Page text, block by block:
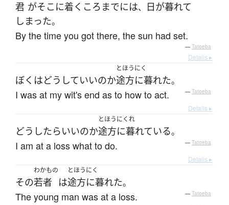
君 がそこ に着く ころ までには、 日が暮れて
しまった。
By the time you got there, the sun had set.
— Tatoeba
Details ▸
ぼく はどうしていいのか
とほうにく
途方に暮れた。
I was at my wit's end as to how to act. — Tatoeba
Details ▸
どうしたらいいのか
とほうにくれ
途方に暮れている。
I am at a loss what to do. — Tatoeba
Details ▸
その
わかもの
若者 は
とほうにく
途方に暮れた。
The young man was at a loss. — Tatoeba